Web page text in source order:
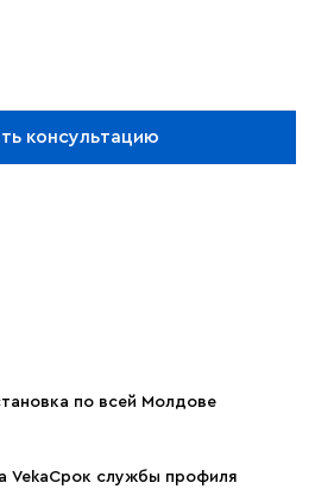
консультацию
по всей Молдове
VekaСрок службы профиля